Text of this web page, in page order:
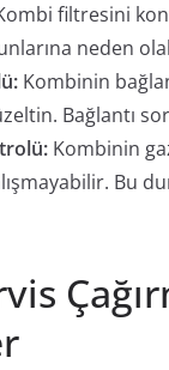
filtresini
neden
Kombinin
Bağlantı
Kombinin
Bu